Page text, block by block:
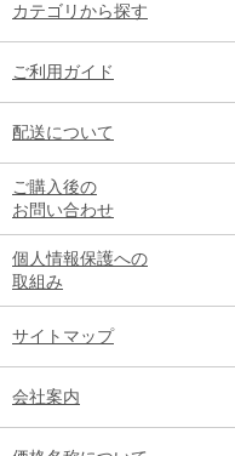
カテゴリから探す
ご利用ガイド
配送について
ご購入後の
お問い合わせ
個人情報保護への
取組み
サイトマップ
会社案内